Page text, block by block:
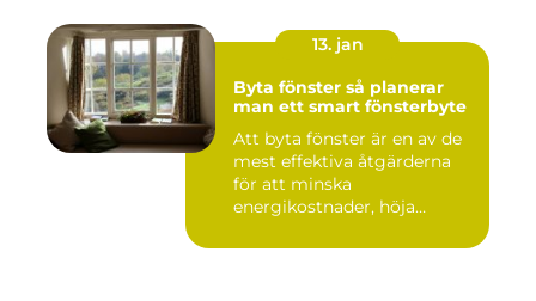
13. jan
Byta fönster så planerar
man ett smart fönsterbyte
Att byta fönster är en av de
mest effektiva åtgärderna
för att minska
energikostnader, höja